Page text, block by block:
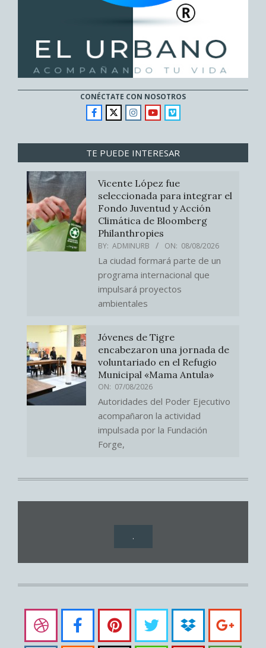
CONÉCTATE CON NOSOTROS
TE PUEDE INTERESAR
Vicente López fue
seleccionada para integrar el
Fondo Juventud y Acción
Climática de Bloomberg
Philanthropies
BY: ADMINURB ON: 08/08/2026
La ciudad formará parte de un
programa internacional que
impulsará proyectos
ambientales
Jóvenes de Tigre
encabezaron una jornada de
voluntariado en el Refugio
Municipal «Mama Antula»
ON: 07/08/2026
Autoridades del Poder Ejecutivo
acompañaron la actividad
impulsada por la Fundación
Forge,
.